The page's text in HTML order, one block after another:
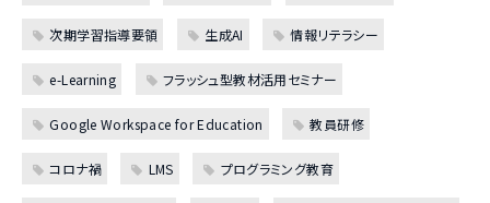
次期学習指導要領 生成AI 情報リテラシー
e-Learning フラッシュ型教材活用セミナー
Google Workspace for Education 教員研修
コロナ禍 LMS プログラミング教育